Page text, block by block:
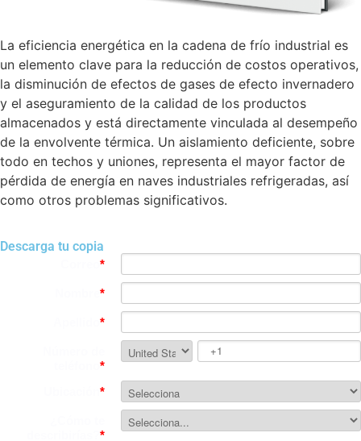
La eficiencia energética en la cadena de frío industrial es
un elemento clave para la reducción de costos operativos,
la disminución de efectos de gases de efecto invernadero
y el aseguramiento de la calidad de los productos
almacenados y está directamente vinculada al desempeño
de la envolvente térmica. Un aislamiento deficiente, sobre
todo en techos y uniones, representa el mayor factor de
pérdida de energía en naves industriales refrigeradas, así
como otros problemas significativos.
Descarga tu copia
*
*
*
*
*
*